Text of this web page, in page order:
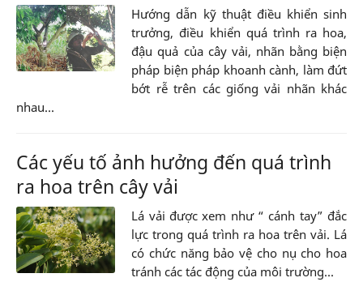
Hướng dẫn kỹ thuật điều khiển sinh
trưởng, điều khiển quá trình ra hoa,
đậu quả của cây vải, nhãn bằng biện
pháp biện pháp khoanh cành, làm đứt
bớt rễ trên các giống vải nhãn khác
nhau...
Các yếu tố ảnh hưởng đến quá trình
ra hoa trên cây vải
Lá vải được xem như “ cánh tay” đắc
lực trong quá trình ra hoa trên vải. Lá
có chức năng bảo vệ cho nụ cho hoa
tránh các tác động của môi trường...